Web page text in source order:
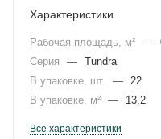
Характеристики
Рабочая площадь, м² —
Серия
— Tundra
В упаковке, шт.
—
22
В упаковке, м² — 13,2
Все характеристики